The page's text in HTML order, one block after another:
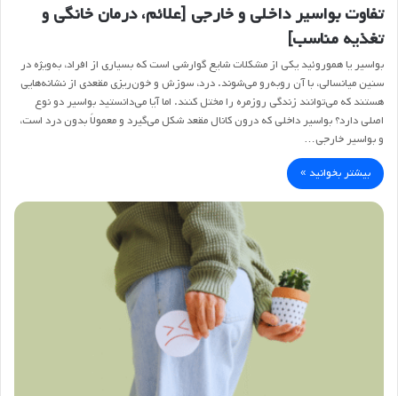
تفاوت بواسیر داخلی و خارجی [علائم، درمان خانگی و
تغذیه مناسب]
بواسیر یا هموروئید یکی از مشکلات شایع گوارشی است که بسیاری از افراد، به‌ویژه در
سنین میانسالی، با آن روبه‌رو می‌شوند. درد، سوزش و خون‌ریزی مقعدی از نشانه‌هایی
هستند که می‌توانند زندگی روزمره را مختل کنند. اما آیا می‌دانستید بواسیر دو نوع
اصلی دارد؟ بواسیر داخلی که درون کانال مقعد شکل می‌گیرد و معمولاً بدون درد است،
و بواسیر خارجی…
بیشتر بخوانید »